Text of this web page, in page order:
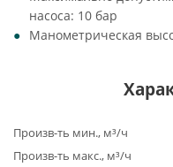
насоса: 10 бар
Манометрическая
Произв-ть мин., м³/ч
Произв-ть макс., м³/ч